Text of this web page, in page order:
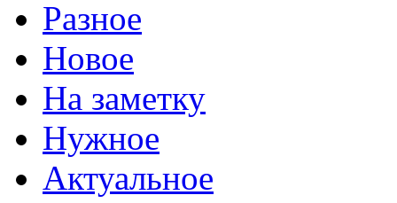
Разное
Новое
На заметку
Нужное
Актуальное